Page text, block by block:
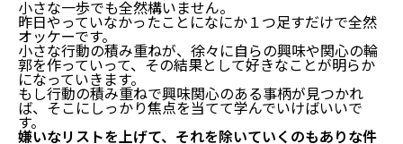
小さな一歩でも全然構いません。
昨日やっていなかったことになにか１つ足すだけで全然
オッケーです。
小さな行動の積み重ねが、徐々に自らの興味や関心の輪
郭を作っていって、その結果として好きなことが明らか
になっていきます。
もし行動の積み重ねで興味関心のある事柄が見つかれ
ば、そこにしっかり焦点を当てて学んでいけばいいで
す。
嫌いなリストを上げて、それを除いていくのもありな件